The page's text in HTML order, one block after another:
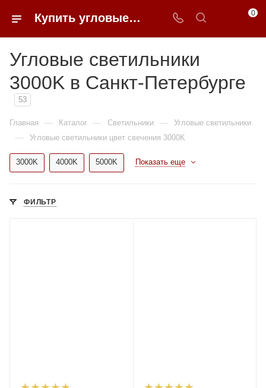
Купить угловые светильники 3000K недорого в Санкт-Петербурге | 0FFER 0
Угловые светильники
3000K в Санкт-Петербурге
53
Главная — Каталог — Светильники — Угловые светильники
— Угловые светильники цвет свечения 3000K
3000K 4000K 5000K Показать еще
ФИЛЬТР